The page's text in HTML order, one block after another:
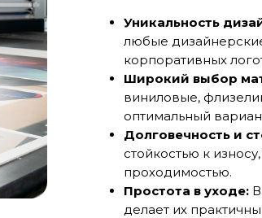
Уникальность
любые
корпоративных
Широкий выбор
виниловые,
оптимальный
Долговечность и
стойкостью к
проходимостью.
Простота в уходе:
делает их